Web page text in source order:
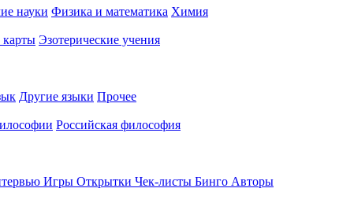
науки Физика и математика Химия
карты Эзотерические учения
Другие языки Прочее
Российская философия
Игры Открытки Чек-листы Бинго Авторы